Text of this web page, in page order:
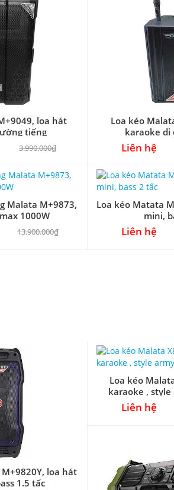
loa hát
tiếng
3.990.000₫
Loa kéo
karaoke di
Liên hệ
Malata M+9873,
1000W
13.900.000₫
Loa kéo Matata
mini,
Liên hệ
loa hát
1.5 tấc
Loa kéo
karaoke ,
Liên hệ